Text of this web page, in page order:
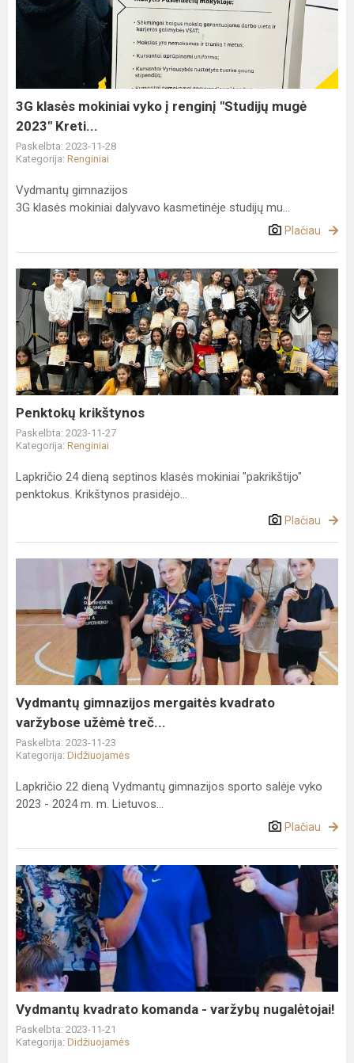
mokiniai
vyko
mugė
2023"
Kreti...
3G klasės mokiniai vyko į renginį "Studijų mugė
2023" Kreti...
Paskelbta: 2023-11-28
Kategorija: Renginiai
Vydmantų gimnazijos
3G klasės mokiniai dalyvavo kasmetinėje studijų mu...
Plačiau
Penktokų
krikštynos
Penktokų krikštynos
Paskelbta: 2023-11-27
Kategorija: Renginiai
Lapkričio 24 dieną septinos klasės mokiniai "pakrikštijo"
penktokus. Krikštynos prasidėjo...
Plačiau
gimnazijos
mergaitės
kvadrato
varžybose
užėmė
treč...
Vydmantų gimnazijos mergaitės kvadrato
varžybose užėmė treč...
Paskelbta: 2023-11-23
Kategorija: Didžiuojamės
Lapkričio 22 dieną Vydmantų gimnazijos sporto salėje vyko
2023 - 2024 m. m. Lietuvos...
Plačiau
Vydmantų
kvadrato
komanda
-
varžybų
nugalėtojai!
Vydmantų kvadrato komanda - varžybų nugalėtojai!
Paskelbta: 2023-11-21
Kategorija: Didžiuojamės